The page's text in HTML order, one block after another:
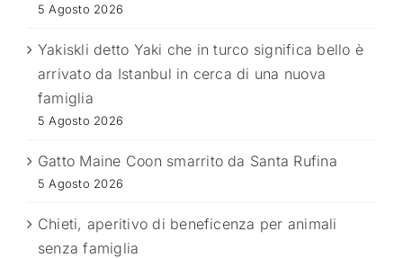
5 Agosto 2026
Yakiskli detto Yaki che in turco significa bello è
arrivato da Istanbul in cerca di una nuova
famiglia
5 Agosto 2026
Gatto Maine Coon smarrito da Santa Rufina
5 Agosto 2026
Chieti, aperitivo di beneficenza per animali
senza famiglia